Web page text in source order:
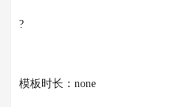
?
模板时长：none